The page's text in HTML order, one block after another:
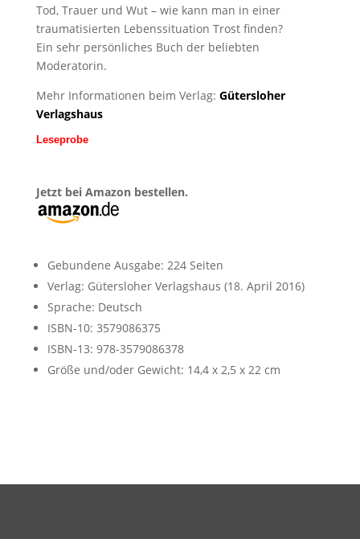
Tod, Trauer und Wut – wie kann man in einer
traumatisierten Lebenssituation Trost finden?
Ein sehr persönliches Buch der beliebten
Moderatorin.
Mehr Informationen beim Verlag: Gütersloher
Verlagshaus
Leseprobe
Jetzt bei Amazon bestellen.
Gebundene Ausgabe: 224 Seiten
Verlag: Gütersloher Verlagshaus (18. April 2016)
Sprache: Deutsch
ISBN-10: 3579086375
ISBN-13: 978-3579086378
Größe und/oder Gewicht: 14,4 x 2,5 x 22 cm